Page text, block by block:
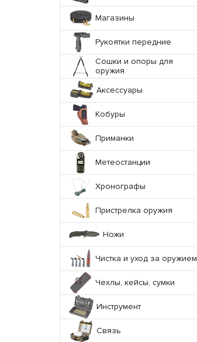
Магазины
Рукоятки передние
Сошки и опоры для
оружия
Аксессуары
Кобуры
Приманки
Метеостанции
Хронографы
Пристрелка оружия
Ножи
Чистка и уход за оружием
Чехлы, кейсы, сумки
Инструмент
Связь